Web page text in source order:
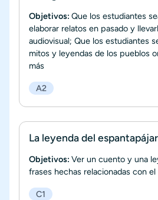
Objetivos: Que los estudiantes
elaborar relatos en pasado y
audiovisual; Que los estudiantes
mitos y leyendas de los pueblos
más
A2
La leyenda del
Objetivos: Ver un cuento y una
frases hechas relacionadas con el
C1